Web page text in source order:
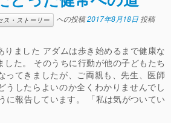
ス・ストーリー への投稿2017年8月18日 投稿
りました アダムは歩き始めるまで健康な
した。 そのうちに行動が他の子どもたち
ってきましたが、ご両親も、先生、医師
うしたらよいのか全くわかりませんでし
に報告しています。 「私は気がついてい